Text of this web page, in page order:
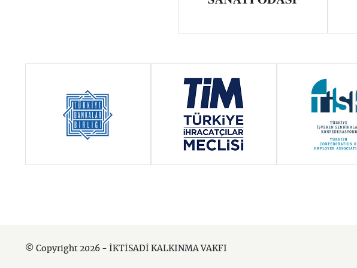
© Copyright 2026 - İKTİSADİ KALKINMA VAKFI